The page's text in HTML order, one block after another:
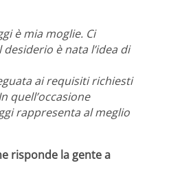
è mia moglie. Ci
è nata l’idea di
ai requisiti richiesti
quell’occasione
rappresenta al meglio
risponde la gente a